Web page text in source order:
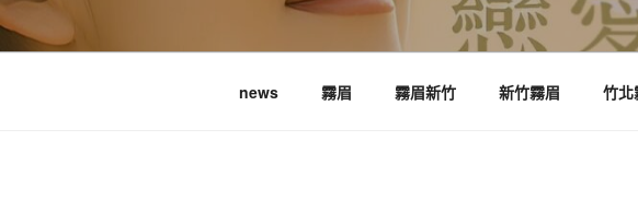
news 霧眉 霧眉新竹 新竹霧眉 竹北